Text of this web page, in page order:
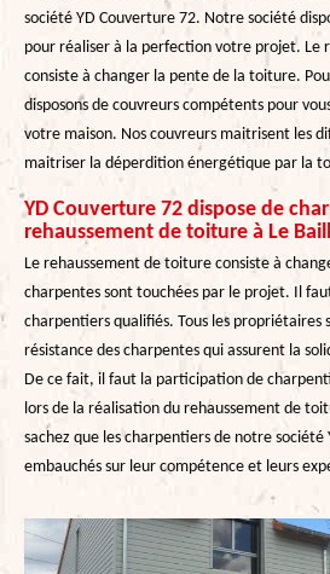
société YD Couverture 72. Notre société
pour réaliser à la perfection votre projet. Le
consiste à changer la pente de la toiture.
disposons de couvreurs compétents pour
votre maison. Nos couvreurs maitrisent les
maitriser la déperdition énergétique par la
YD Couverture 72 dispose de
rehaussement de toiture à Le
Le rehaussement de toiture consiste à
charpentes sont touchées par le projet. Il
charpentiers qualifiés. Tous les propriétaires
résistance des charpentes qui assurent la
De ce fait, il faut la participation de
lors de la réalisation du rehaussement de
sachez que les charpentiers de notre
embauchés sur leur compétence et leurs